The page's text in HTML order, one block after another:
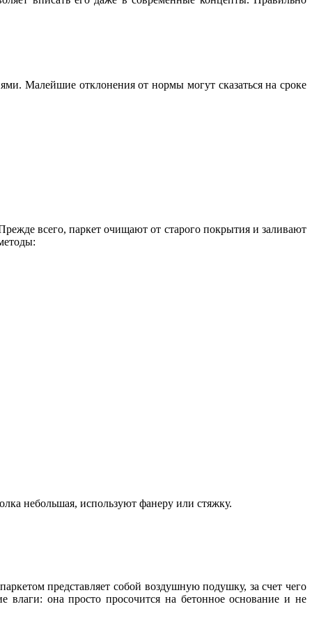
Малейшие отклонения от нормы могут сказаться на сроке
всего, паркет очищают от старого покрытия и заливают
небольшая, используют фанеру или стяжку.
представляет собой воздушную подушку, за счет чего
влаги: она просто просочится на бетонное основание и не